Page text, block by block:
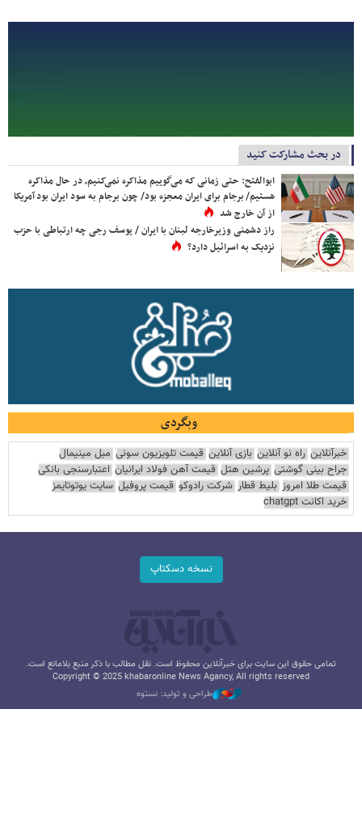
در بحث مشارکت کنید
ابوالفتح: حتی زمانی که می‌گوییم مذاکره نمی‌کنیم، در حال مذاکره
هستیم/ برجام برای ایران معجزه بود/ چون برجام به سود ایران بود آمریکا
از آن خارج شد
راز دشمنی وزیرخارجه لبنان با ایران / یوسف رجی چه ارتباطی با حزب
نزدیک به اسرائیل دارد؟
وبگردی
خبرآنلاین راه نو آنلاین بازی آنلاین قیمت تلویزیون سونی مبل مینیمال
جراح بینی گوشتی پرشین هتل قیمت آهن فولاد ایرانیان اعتبارسنجی بانکی
قیمت طلا امروز بلیط قطار شرکت رادوکو قیمت پروفیل سایت یوتوتایمز
خرید اکانت chatgpt
نسخه دسکتاپ
تمامی حقوق این سایت برای خبرآنلاین محفوظ است. نقل مطالب با ذکر منبع بلامانع است.
Copyright © 2025 khabaronline News Agancy, All rights reserved
طراحی و تولید: نستوه